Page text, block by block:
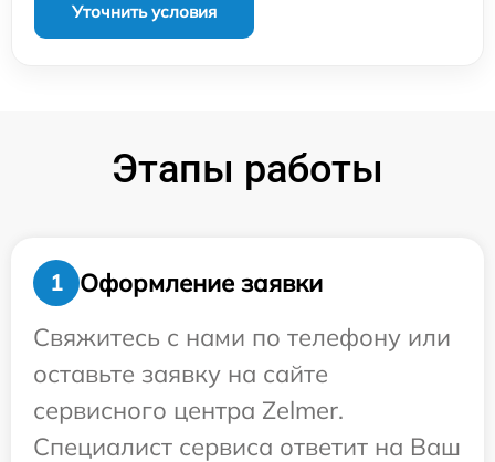
Уточнить условия
Этапы работы
1
Оформление заявки
Свяжитесь с нами по телефону или
оставьте заявку на сайте
сервисного центра Zelmer.
Специалист сервиса ответит на Ваш